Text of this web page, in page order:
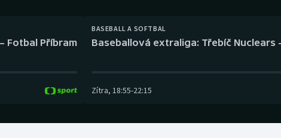
Veslování
Volejbal
Fotbal Příbram
BASEBALL A SOFTBAL
Baseballová extraliga: Třebíč Nuclears
Zítra, 18:55-22:15